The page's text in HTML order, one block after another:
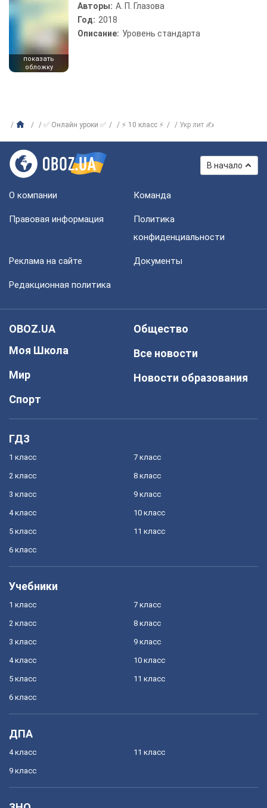
показать
обложку
Авторы: А. П. Глазова
Год: 2018
Описание: Уровень стандарта
✅ Онлайн уроки ✅ ⚡ 10 класс ⚡ Укр лит ✍
В начало
О компании Команда
Правовая информация
Политика
конфиденциальности
Реклама на сайте Документы
Редакционная политика
OBOZ.UA
Моя Школа
Мир
Спорт
Общество
Все новости
Новости образования
ГДЗ
1 класс
2 класс
3 класс
4 класс
5 класс
6 класс
7 класс
8 класс
9 класс
10 класс
11 класс
Учебники
1 класс
2 класс
3 класс
4 класс
5 класс
6 класс
7 класс
8 класс
9 класс
10 класс
11 класс
ДПА
4 класс
9 класс
11 класс